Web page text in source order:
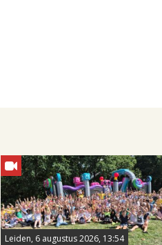
Leiden, 6 augustus 2026, 13:54